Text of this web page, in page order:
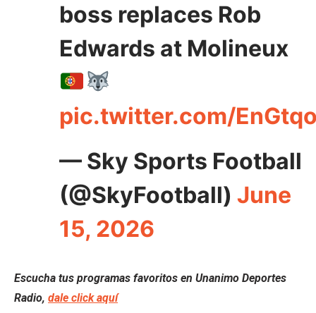
boss replaces Rob
Edwards at Molineux
pic.twitter.com/
— Sky Sports Football
(@SkyFootball) June
15, 2026
Escucha tus programas favoritos en Unanimo Deportes
Radio, dale click aquí